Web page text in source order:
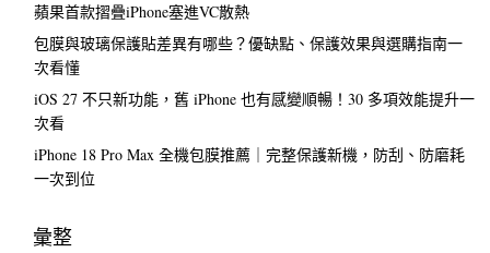
蘋果首款摺疊iPhone塞進VC散熱
包膜與玻璃保護貼差異有哪些？優缺點、保護效果與選購指南一
次看懂
iOS 27 不只新功能，舊 iPhone 也有感變順暢！30 多項效能提升一
次看
iPhone 18 Pro Max 全機包膜推薦｜完整保護新機，防刮、防磨耗
一次到位
彙整